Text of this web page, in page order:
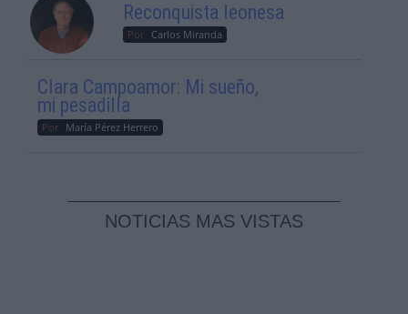
Reconquista leonesa
Por Carlos Miranda
Clara Campoamor: Mi sueño,
mi pesadilla
Por María Pérez Herrero
NOTICIAS MAS VISTAS